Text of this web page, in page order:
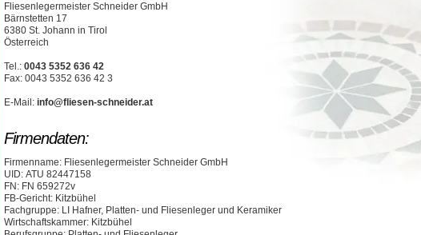
Fliesenlegermeister Schneider GmbH
Bärnstetten 17
6380 St. Johann in Tirol
Österreich
Tel.: 0043 5352 636 42
Fax: 0043 5352 636 42 3
E-Mail: info@fliesen-schneider.at
Firmendaten:
Firmenname: Fliesenlegermeister Schneider GmbH
UID: ATU 82447158
FN: FN 659272v
FB-Gericht: Kitzbühel
Fachgruppe: LI Hafner, Platten- und Fliesenleger und Keramiker
Wirtschaftskammer: Kitzbühel